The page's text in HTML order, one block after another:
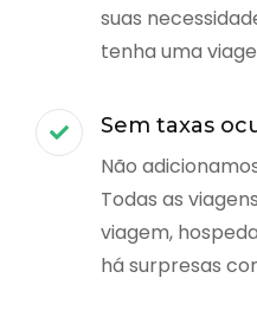
suas
tenha uma
Sem taxas
Não
Todas as
viagem,
há surpresas